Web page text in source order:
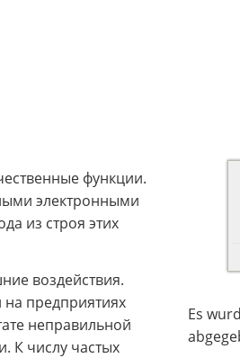
Es
функции.
электронными
из строя этих
воздействия.
предприятиях
неправильной
К числу частых